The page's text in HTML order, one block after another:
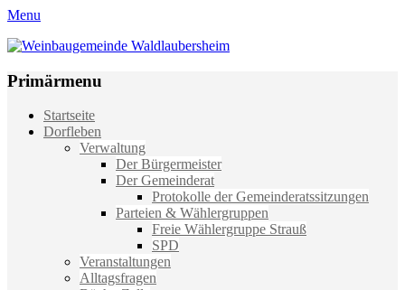
Menu
Weinbaugemeinde Waldlaubersheim
Primärmenu
Weiter
zum
Startseite
Dorfleben
Verwaltung
Der Bürgermeister
Der Gemeinderat
Protokolle der Gemeinderatssitzungen
Parteien & Wählergruppen
Freie Wählergruppe Strauß
SPD
Veranstaltungen
Alltagsfragen